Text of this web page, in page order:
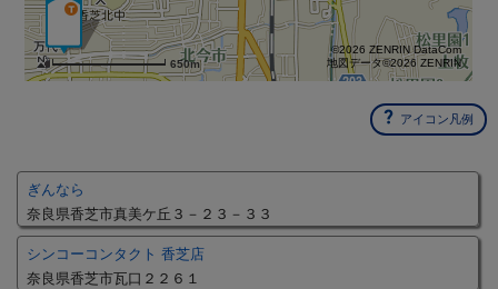
650m
©2026 ZENRIN DataCom
地図データ©2026 ZENRIN
アイコン凡例
ぎんなら
奈良県香芝市真美ケ丘３－２３－３３
シンコーコンタクト 香芝店
奈良県香芝市瓦口２２６１